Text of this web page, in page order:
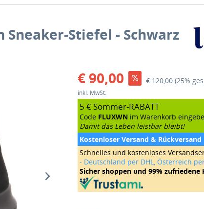
Stiefel - Schwarz
€ 90,00 € 120,00(25%
inkl. MwSt.
5 € Sommer-RABATT
Code FLUXWN im Warenkorb
Damit das Leben leistbar bleibt!
Kostenloser Versand & Rückversand
Schnelles und kostenloses
- Deutschland per DHL, Österreich
Sicher shoppen und 99% zufriedene